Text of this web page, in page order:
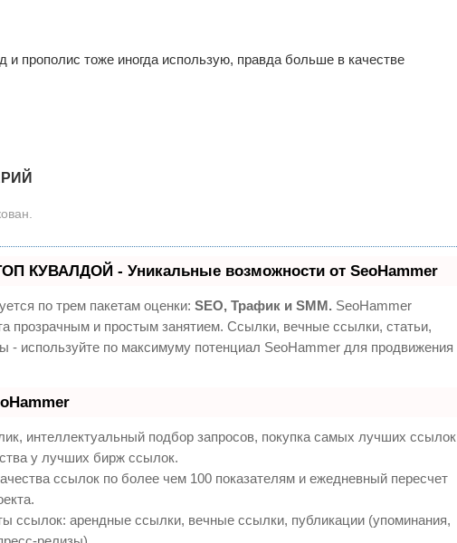
прополис тоже иногда использую, правда больше в качестве
КУВАЛДОЙ - Уникальные возможности от SeoHammer
по трем пакетам оценки: SEO, Трафик и SMM. SeoHammer
прозрачным и простым занятием. Ссылки, вечные ссылки, статьи,
- используйте по максимуму потенциал SeoHammer для продвижения
интеллектуальный подбор запросов, покупка самых лучших ссылок
у лучших бирж ссылок.
ссылок по более чем 100 показателям и ежедневный пересчет
ссылок: арендные ссылки, вечные ссылки, публикации (упоминания,